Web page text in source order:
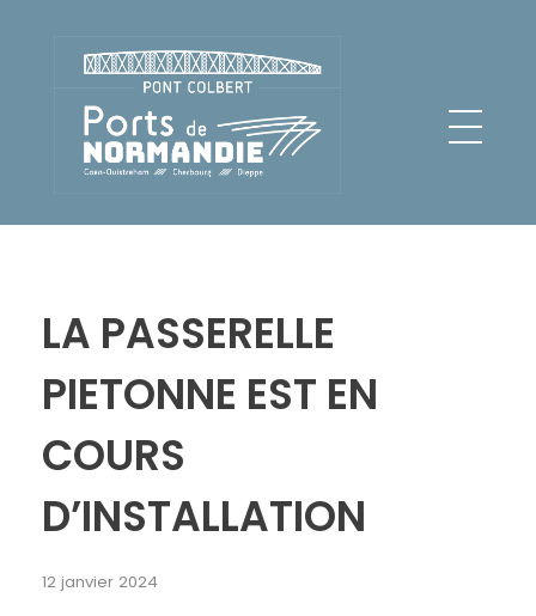
LA PASSERELLE
PIETONNE EST EN
COURS
D’INSTALLATION
12 janvier 2024